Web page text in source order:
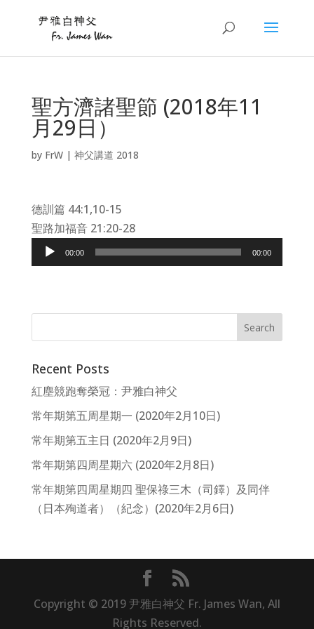
聖方濟諸聖節 (2018年11
月29日）
by FrW| 神父講道 2018
德訓篇 44:1,10-15
聖路加福音 21:20-28
Audio
Player
00:00 00:00
Recent Posts
紅塵競跑奪榮冠：尹雅白神父
常年期第五周星期一 (2020年2月10日)
常年期第五主日 (2020年2月9日)
常年期第四周星期六 (2020年2月8日)
常年期第四周星期四 聖保祿三木（司鐸）及同伴
（日本殉道者）（紀念）(2020年2月6日)
Copyright © 2019 尹雅白神父 Fr. James Wan, All
Rights Reserved.